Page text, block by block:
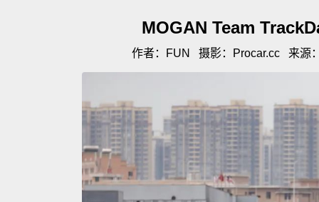
MOGAN Team
作者：FUN 摄影：Procar.cc 来源